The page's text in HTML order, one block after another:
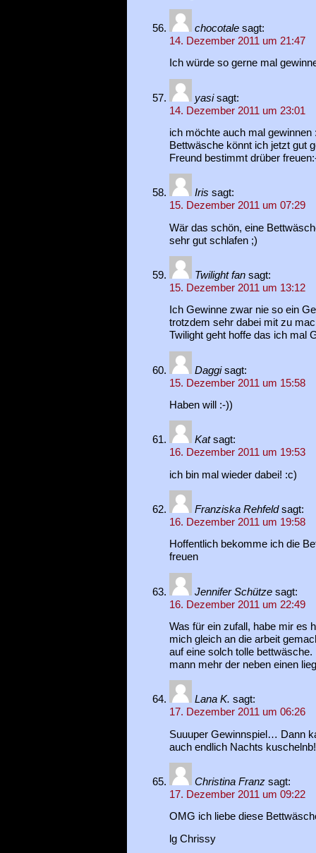
chocotale sagt:
14. Dezember 2011 um 21:47
Ich würde so gerne mal
yasi sagt:
14. Dezember 2011 um 23:01
ich möchte auch mal gewinnen
Bettwäsche könnt ich jetzt gut
Freund bestimmt drüber
Iris sagt:
15. Dezember 2011 um 07:29
Wär das schön, eine
sehr gut schlafen ;)
Twilight fan sagt:
15. Dezember 2011 um 13:12
Ich Gewinne zwar nie so ein
trotzdem sehr dabei mit zu
Twilight geht hoffe das ich mal
Daggi sagt:
15. Dezember 2011 um 15:58
Haben will :-))
Kat sagt:
16. Dezember 2011 um 19:53
ich bin mal wieder dabei! :c)
Franziska Rehfeld sagt:
16. Dezember 2011 um 19:58
Hoffentlich bekomme ich die
freuen
Jennifer Schütze sagt:
16. Dezember 2011 um 22:49
Was für ein zufall, habe mir es
mich gleich an die arbeit
auf eine solch tolle
mann mehr der neben einen
Lana K. sagt:
17. Dezember 2011 um 06:26
Suuuper Gewinnspiel… Dann
auch endlich Nachts
Christina Franz sagt:
17. Dezember 2011 um 09:22
OMG ich liebe diese
lg Chrissy